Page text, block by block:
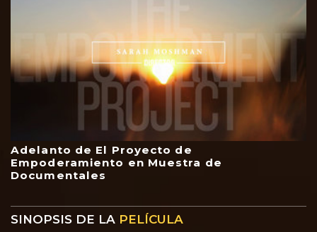
Adelanto de El Proyecto de
Empoderamiento en Muestra de
Documentales
SINOPSIS DE LA PELÍCULA